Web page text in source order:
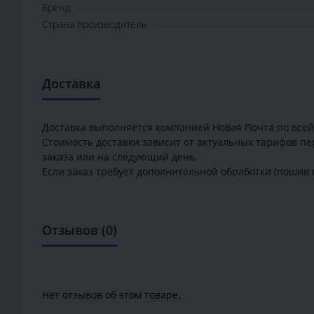
Бренд
Страна производитель
Доставка
Доставка выполняется компанией Новая Почта по всей
Стоимость доставки зависит от актуальных тарифов
заказа или на следующий день.
Если заказ требует дополнительной обработки
Отзывов (0)
Нет отзывов об этом товаре.